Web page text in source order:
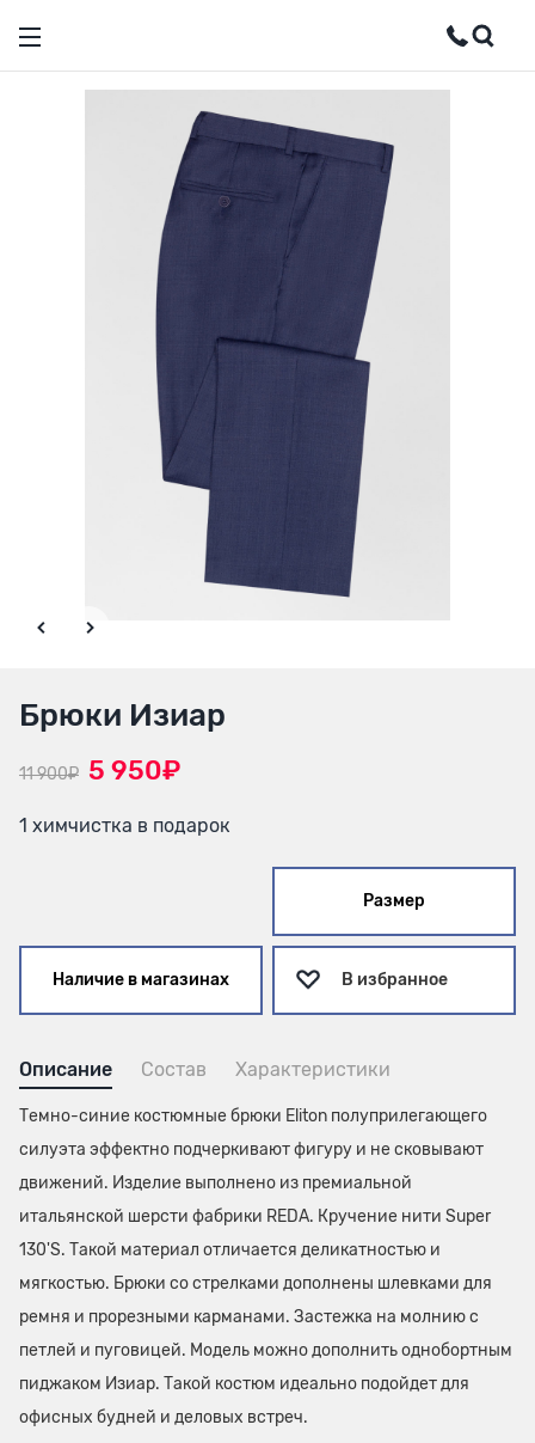
Брюки Изиар
11 900₽ 5 950₽
1 химчистка в подарок
Размер
Наличие в магазинах В избранное
Описание Состав Характеристики
Темно-синие костюмные брюки Eliton полуприлегающего
силуэта эффектно подчеркивают фигуру и не сковывают
движений. Изделие выполнено из премиальной
итальянской шерсти фабрики REDA. Кручение нити Super
130'S. Такой материал отличается деликатностью и
мягкостью. Брюки со стрелками дополнены шлевками для
ремня и прорезными карманами. Застежка на молнию с
петлей и пуговицей. Модель можно дополнить однобортным
пиджаком Изиар. Такой костюм идеально подойдет для
офисных будней и деловых встреч.